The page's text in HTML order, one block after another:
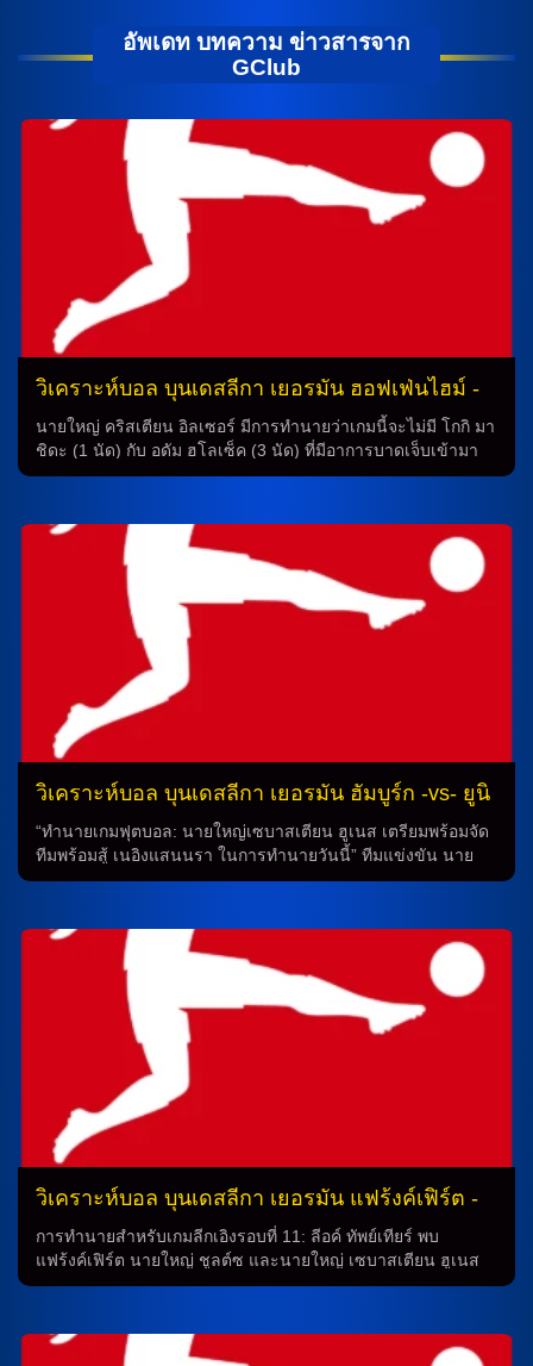
อัพเดท บทความ ข่าวสารจาก
GClub
วิเคราะห์บอล บุนเดสลีกา เยอรมัน ฮอฟเฟ่นไฮม์ -
vs- ไฟรบวร์ก
นายใหญ่ คริสเตียน อิลเซอร์ มีการทำนายว่าเกมนี้จะไม่มี โกกิ มา
ชิดะ (1 นัด) กับ อดัม ฮโลเซ็ค (3 นัด) ที่มีอาการบาดเจ็บเข้ามา
เพิ่มเข้าเล่น 4-4-2 โดยส่ง โรบิน ฮราเน็ค ลงไปคู่กับ อัลเบี้ยน ฮัจ
เกอร์ เป็นที่รู้จักในการสร้างสรรค์เกมวันนี้ โดยมี อังเดร คามาริช
คอยสนับสนุนคู่หน้าอย่าง ทิม เลมเพอร์เล่ กับ ฟิสนิค อัสลานี่ ล่า
ตาข่าย ในขณะเดียวกัน, นายใหญ่ สเตฟเฟน เบาม์การ์ ทำการ
ทำนายว่าเกมนี้ยังไม่มี ทิม สคาร์เก้อ (12 นัด/1 ประตู) ที่มีอาการ
บาดเจ็บรบกวนจากเกมล่าสุดและ เดอริค โคห์น (17 นัด) ที่ติด
โทษแบนส่วนรายอื่นๆ จะลงสนามมาในแผน […]
วิเคราะห์บอล บุนเดสลีกา เยอรมัน ฮัมบูร์ก -vs- ยูนิ
โอน เบอร์ลิน
“ทำนายเกมฟุตบอล: นายใหญ่เซบาสเตียน ฮูเนส เตรียมพร้อมจัด
ทีมพร้อมสู้ เนอิงแสนนรา ในการทำนายวันนี้” ทีมแข่งขัน นาย
ใหญ่เซบาสเตียน ฮูเนส จะต้องเผชิญกับการขาดการเล่นของ จัส
นัด) ที่บาดเจ็บจากเกมล่าสุด แต่ไม่น่ามีผลกับการจัดทีมมาในแผน
4-3-3 แนวรับวาง ฟินน์ เยลท์ช กับ เจฟฟ์ ชาบ็อต คุมแผงหลัง
และ อังเจโล่ สติลเลอร์ นำทัพปั้นเกมสนับสนุนสามแนวรุกที่นำ
โดย เดนิซ อุนดาฟ และขนาบข้างซ้ายขวาด้วย เจมี่ เลเวลิ่ง กับ
คริส ฟูห์ริค ล่าตาข่ายร่วมกัน ในฝั่งอีกด้าน นายใหญ่ ติโม ชูลต์ซ
จะต้องเผชิญกับการขาดการเล่นของ ทีโม ฮูเบอร์ส (8 นัด) […]
วิเคราะห์บอล บุนเดสลีกา เยอรมัน แฟร้งค์เฟิร์ต -
vs- กลัดบัค
การทำนายสำหรับเกมลีกเอิงรอบที่ 11: ลีอค์ ทัพย์เทียร์ พบ
แฟร้งค์เฟิร์ต นายใหญ่ ชูลต์ซ และนายใหญ่ เซบาสเตียน ฮูเนส
ในการแข่งขันลีกเอิงรอบที่ 11 ที่กำลังจะมาถึง ทีมลีอค์ ทัพย์เทียร์
ทีมมีสถานการณ์นักเตะบาดเจ็บบางส่วนที่อาจส่งผลต่อการจัดวาง
ทีมในเกมนี้ ทีมลีอค์ ทัพย์เทียร์ ในเกมนี้ ทีมลีอค์ ทัพย์เทียร์ จะต้อง